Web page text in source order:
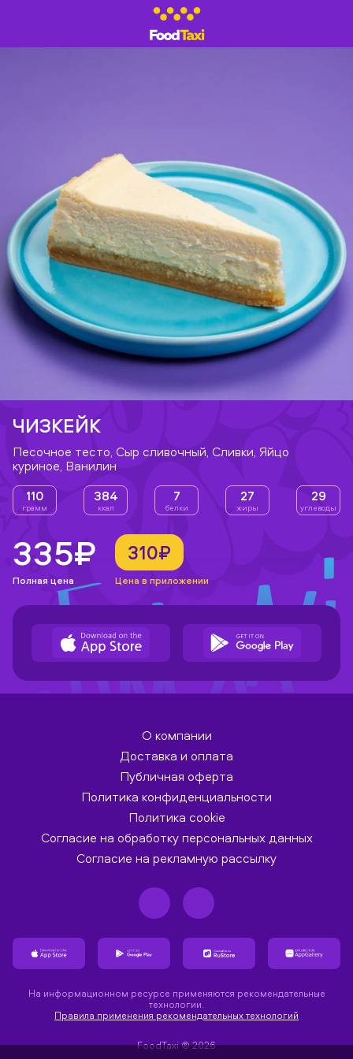
ЧИЗКЕЙК
Песочное тесто, Сыр сливочный, Сливки, Яйцо
куриное, Ванилин
110
грамм
384
ккал
7
белки
27
жиры
29
углеводы
335₽
Полная цена
310₽
Цена в приложении
О компании
Доставка и оплата
Публичная оферта
Политика конфиденциальности
Политика cookie
Согласие на обработку персональных данных
Согласие на рекламную рассылку
На информационном ресурсе применяются рекомендательные
технологии.
Правила применения рекомендательных технологий
FoodTaxi ® 2026